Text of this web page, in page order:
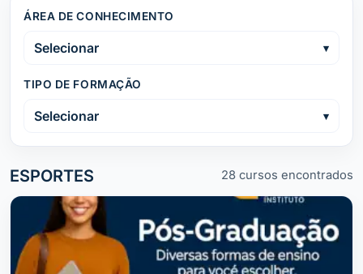
ÁREA DE CONHECIMENTO
Selecionar
TIPO DE FORMAÇÃO
Selecionar
ESPORTES 28 cursos encontrados